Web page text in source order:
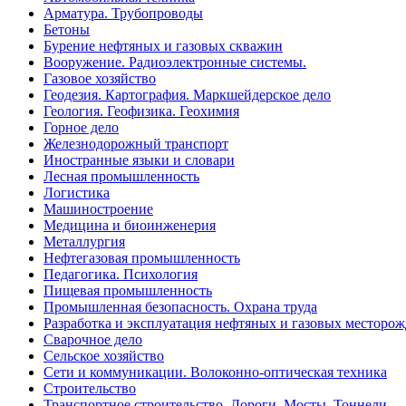
Арматура. Трубопроводы
Бетоны
Бурение нефтяных и газовых скважин
Вооружение. Радиоэлектронные системы.
Газовое хозяйство
Геодезия. Картография. Маркшейдерское дело
Геология. Геофизика. Геохимия
Горное дело
Железнодорожный транспорт
Иностранные языки и словари
Лесная промышленность
Логистика
Машиностроение
Медицина и биоинженерия
Металлургия
Нефтегазовая промышленность
Педагогика. Психология
Пищевая промышленность
Промышленная безопасность. Охрана труда
Разработка и эксплуатация нефтяных и газовых
Сварочное дело
Сельское хозяйство
Сети и коммуникации. Волоконно-оптическая техника
Строительство